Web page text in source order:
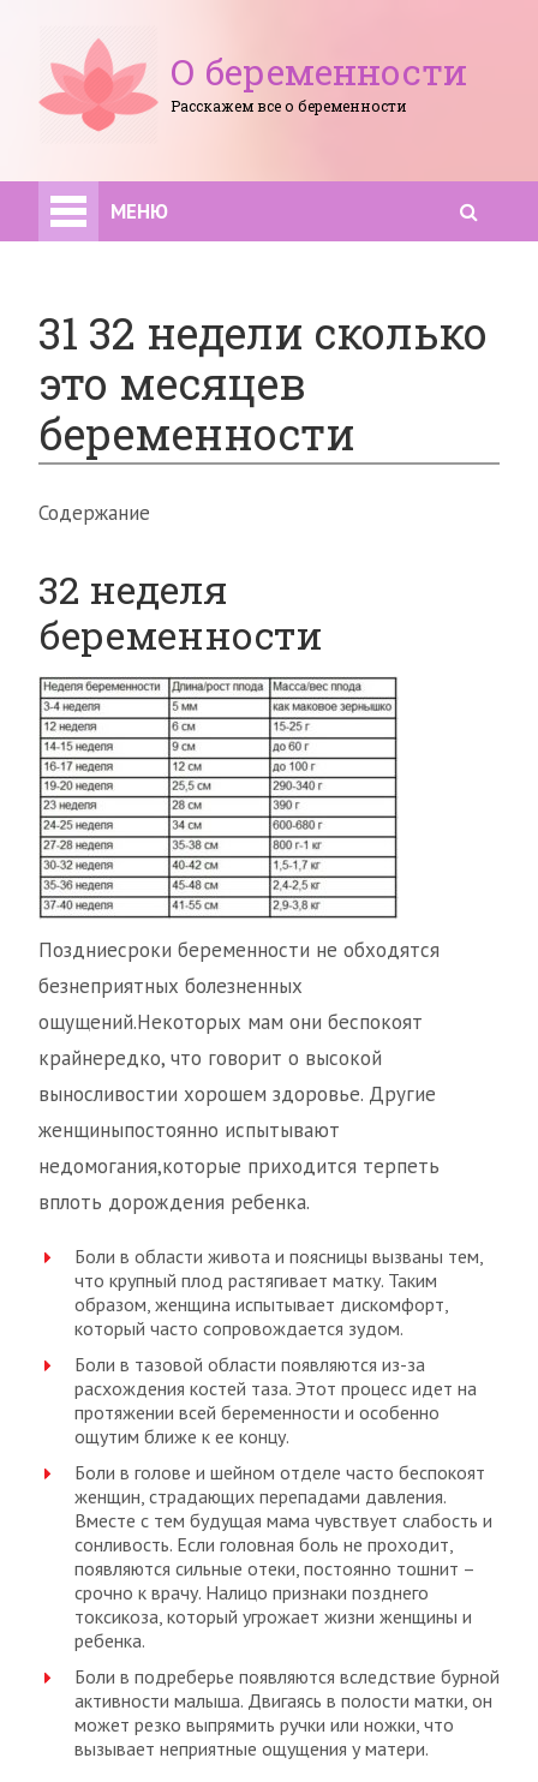
О беременности
Расскажем все о беременности
МЕНЮ
31 32 недели сколько
это месяцев
беременности
Содержание
32 неделя
беременности
Поздниесроки беременности не обходятся
безнеприятных болезненных
ощущений.Некоторых мам они беспокоят
крайнередко, что говорит о высокой
выносливостии хорошем здоровье. Другие
женщиныпостоянно испытывают
недомогания,которые приходится терпеть
вплоть дорождения ребенка.
Боли в области живота и поясницы вызваны тем,
что крупный плод растягивает матку. Таким
образом, женщина испытывает дискомфорт,
который часто сопровождается зудом.
Боли в тазовой области появляются из-за
расхождения костей таза. Этот процесс идет на
протяжении всей беременности и особенно
ощутим ближе к ее концу.
Боли в голове и шейном отделе часто беспокоят
женщин, страдающих перепадами давления.
Вместе с тем будущая мама чувствует слабость и
сонливость. Если головная боль не проходит,
появляются сильные отеки, постоянно тошнит –
срочно к врачу. Налицо признаки позднего
токсикоза, который угрожает жизни женщины и
ребенка.
Боли в подреберье появляются вследствие бурной
активности малыша. Двигаясь в полости матки, он
может резко выпрямить ручки или ножки, что
вызывает неприятные ощущения у матери.